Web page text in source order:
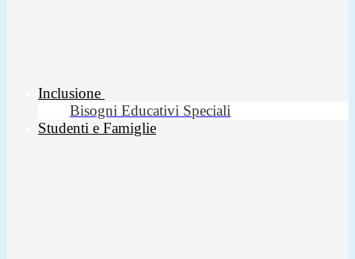
Inclusione
Bisogni Educativi Speciali
Studenti e Famiglie